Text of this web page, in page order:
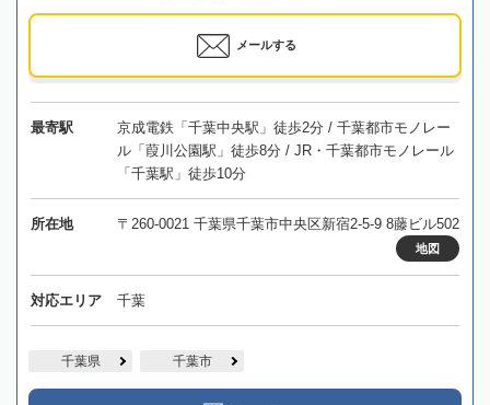
メールする
最寄駅
京成電鉄「千葉中央駅」徒歩2分 / 千葉都市モノレー
ル「葭川公園駅」徒歩8分 / JR・千葉都市モノレール
「千葉駅」徒歩10分
所在地 〒260-0021 千葉県千葉市中央区新宿2-5-9 8藤ビル502
地図
対応エリア 千葉
千葉県 千葉市